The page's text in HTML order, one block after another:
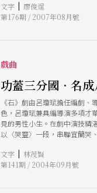
黑暗朝代，一個俊美與猙獰的
文字 | 廖俊逞
第176期 / 2007年08月號
戲曲
功蓋三分國．名
《石》劇由呂瓊珷擔任編劇、
色，呂瓊珷兼具編導演多項才
見的男性小生。在劇中演技精
以〈哭靈〉一段，串聯宜蘭哭
文字 | 林茂賢
第141期 / 2004年09月號